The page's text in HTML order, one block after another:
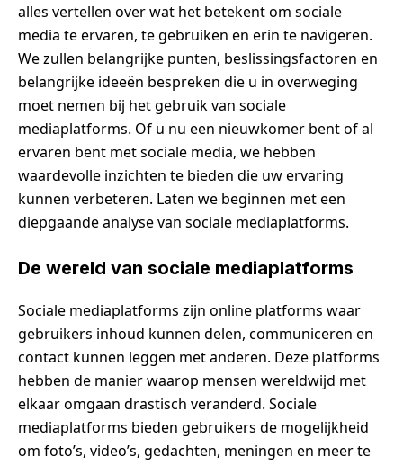
alles vertellen over wat het betekent om sociale
media te ervaren, te gebruiken en erin te navigeren.
We zullen belangrijke punten, beslissingsfactoren en
belangrijke ideeën bespreken die u in overweging
moet nemen bij het gebruik van sociale
mediaplatforms. Of u nu een nieuwkomer bent of al
ervaren bent met sociale media, we hebben
waardevolle inzichten te bieden die uw ervaring
kunnen verbeteren. Laten we beginnen met een
diepgaande analyse van sociale mediaplatforms.
De wereld van sociale mediaplatforms
Sociale mediaplatforms zijn online platforms waar
gebruikers inhoud kunnen delen, communiceren en
contact kunnen leggen met anderen. Deze platforms
hebben de manier waarop mensen wereldwijd met
elkaar omgaan drastisch veranderd. Sociale
mediaplatforms bieden gebruikers de mogelijkheid
om foto’s, video’s, gedachten, meningen en meer te